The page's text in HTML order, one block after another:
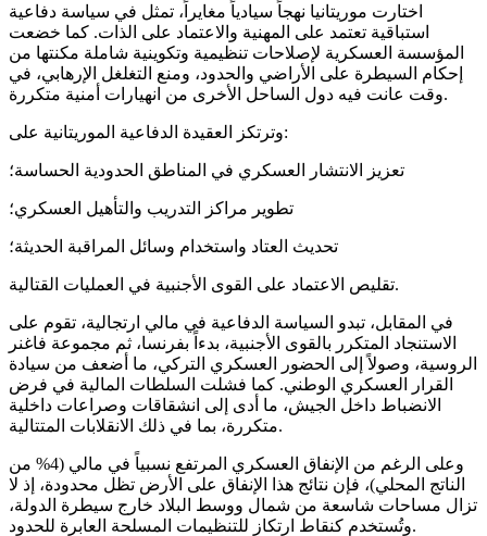
اختارت موريتانيا نهجاً سيادياً مغايراً، تمثل في سياسة دفاعية
استباقية تعتمد على المهنية والاعتماد على الذات. كما خضعت
المؤسسة العسكرية لإصلاحات تنظيمية وتكوينية شاملة مكنتها من
إحكام السيطرة على الأراضي والحدود، ومنع التغلغل الإرهابي، في
وقت عانت فيه دول الساحل الأخرى من انهيارات أمنية متكررة.
وترتكز العقيدة الدفاعية الموريتانية على:
تعزيز الانتشار العسكري في المناطق الحدودية الحساسة؛
تطوير مراكز التدريب والتأهيل العسكري؛
تحديث العتاد واستخدام وسائل المراقبة الحديثة؛
تقليص الاعتماد على القوى الأجنبية في العمليات القتالية.
في المقابل، تبدو السياسة الدفاعية في مالي ارتجالية، تقوم على
الاستنجاد المتكرر بالقوى الأجنبية، بدءاً بفرنسا، ثم مجموعة فاغنر
الروسية، وصولاً إلى الحضور العسكري التركي، ما أضعف من سيادة
القرار العسكري الوطني. كما فشلت السلطات المالية في فرض
الانضباط داخل الجيش، ما أدى إلى انشقاقات وصراعات داخلية
متكررة، بما في ذلك الانقلابات المتتالية.
وعلى الرغم من الإنفاق العسكري المرتفع نسبياً في مالي (4% من
الناتج المحلي)، فإن نتائج هذا الإنفاق على الأرض تظل محدودة، إذ لا
تزال مساحات شاسعة من شمال ووسط البلاد خارج سيطرة الدولة،
وتُستخدم كنقاط ارتكاز للتنظيمات المسلحة العابرة للحدود.